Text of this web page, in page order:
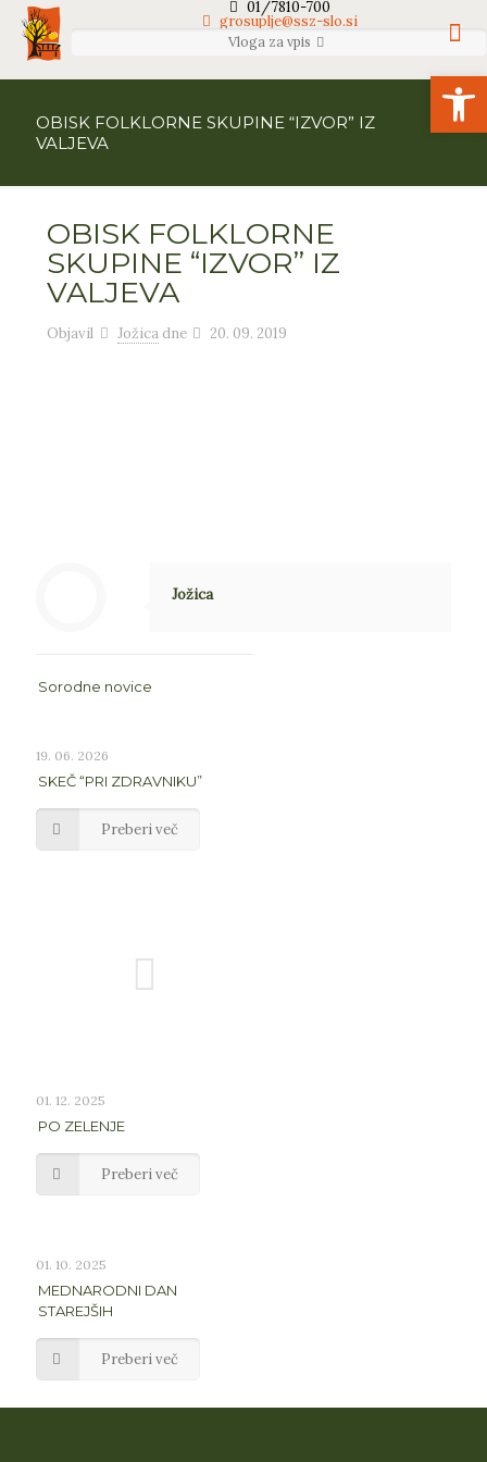
01/7810-700
grosuplje@ssz-slo.si
Vloga za vpis
OBISK FOLKLORNE SKUPINE “IZVOR” IZ
VALJEVA
OBISK FOLKLORNE
SKUPINE “IZVOR” IZ
VALJEVA
Objavil Jožica dne 20. 09. 2019
Jožica
Sorodne novice
19. 06. 2026
SKEČ “PRI ZDRAVNIKU”
Preberi več
01. 12. 2025
PO ZELENJE
Preberi več
01. 10. 2025
MEDNARODNI DAN
STAREJŠIH
Preberi več